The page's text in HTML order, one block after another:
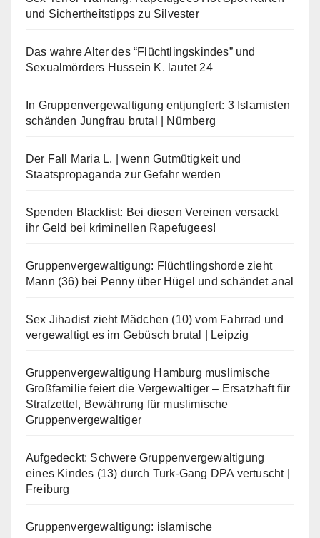
und Sichertheitstipps zu Silvester
Das wahre Alter des “Flüchtlingskindes” und
Sexualmörders Hussein K. lautet 24
In Gruppenvergewaltigung entjungfert: 3 Islamisten
schänden Jungfrau brutal | Nürnberg
Der Fall Maria L. | wenn Gutmütigkeit und
Staatspropaganda zur Gefahr werden
Spenden Blacklist: Bei diesen Vereinen versackt
ihr Geld bei kriminellen Rapefugees!
Gruppenvergewaltigung: Flüchtlingshorde zieht
Mann (36) bei Penny über Hügel und schändet anal
Sex Jihadist zieht Mädchen (10) vom Fahrrad und
vergewaltigt es im Gebüsch brutal | Leipzig
Gruppenvergewaltigung Hamburg muslimische
Großfamilie feiert die Vergewaltiger – Ersatzhaft für
Strafzettel, Bewährung für muslimische
Gruppenvergewaltiger
Aufgedeckt: Schwere Gruppenvergewaltigung
eines Kindes (13) durch Turk-Gang DPA vertuscht |
Freiburg
Gruppenvergewaltigung: islamische